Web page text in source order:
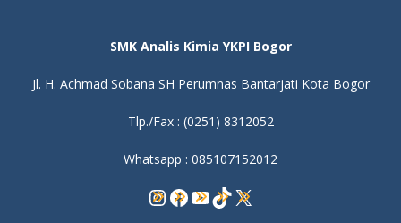
SMK Analis Kimia YKPI Bogor
Jl. H. Achmad Sobana SH Perumnas Bantarjati Kota Bogor
Tlp./Fax : (0251) 8312052
Whatsapp : 085107152012
Instagram
Facebook
YouTube
TikTok
X